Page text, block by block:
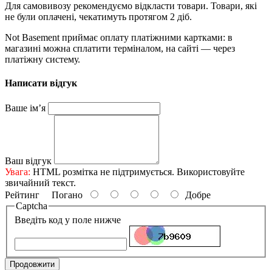
Для самовивозу рекомендуємо відкласти товари. Товари, які
не були оплачені, чекатимуть протягом 2 діб.
Not Basement приймає оплату платіжними картками: в
магазині можна сплатити терміналом, на сайті — через
платіжну систему.
Написати відгук
Ваше ім’я
Ваш відгук
Увага: HTML розмітка не підтримується. Використовуйте
звичайний текст.
Рейтинг Погано
Добре
Captcha
Введіть код у поле нижче
Продовжити